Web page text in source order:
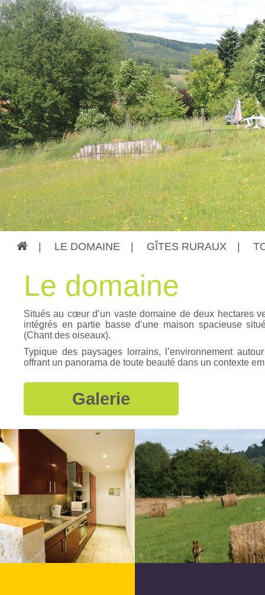
LE DOMAINE GÎTES RURAUX
Le domaine
Situés au cœur d’un vaste domaine de deux hectares
intégrés en partie basse d’une maison spacieuse
(Chant des oiseaux).
Typique des paysages lorrains, l’environnement
offrant un panorama de toute beauté dans un contexte
Galerie